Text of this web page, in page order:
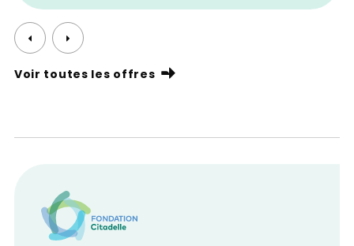
Voir toutes les offres